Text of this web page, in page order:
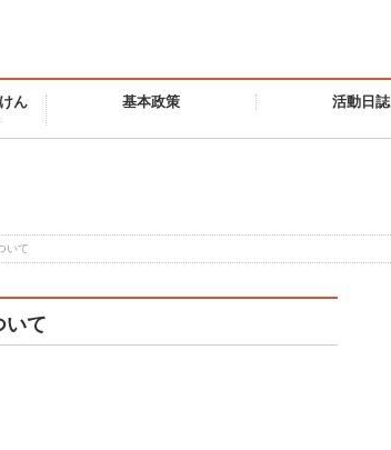
ん
基本政策 活動日誌
いて
いて